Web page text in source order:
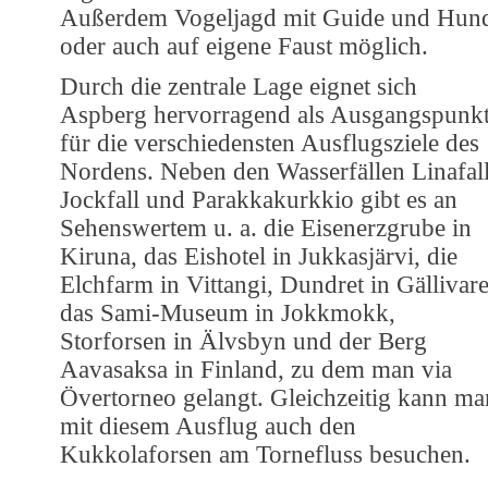
Außerdem Vogeljagd mit Guide und
oder auch auf eigene Faust möglich.
Durch die zentrale Lage eignet sich
Aspberg hervorragend als
für die verschiedensten Ausflugsziele des
Nordens. Neben den Wasserfällen
Jockfall und Parakkakurkkio gibt es an
Sehenswertem u. a. die Eisenerzgrube in
Kiruna, das Eishotel in Jukkasjärvi, die
Elchfarm in Vittangi, Dundret in
das Sami-Museum in Jokkmokk,
Storforsen in Älvsbyn und der Berg
Aavasaksa in Finland, zu dem man via
Övertorneo gelangt. Gleichzeitig kann
mit diesem Ausflug auch den
Kukkolaforsen am Tornefluss besuchen.